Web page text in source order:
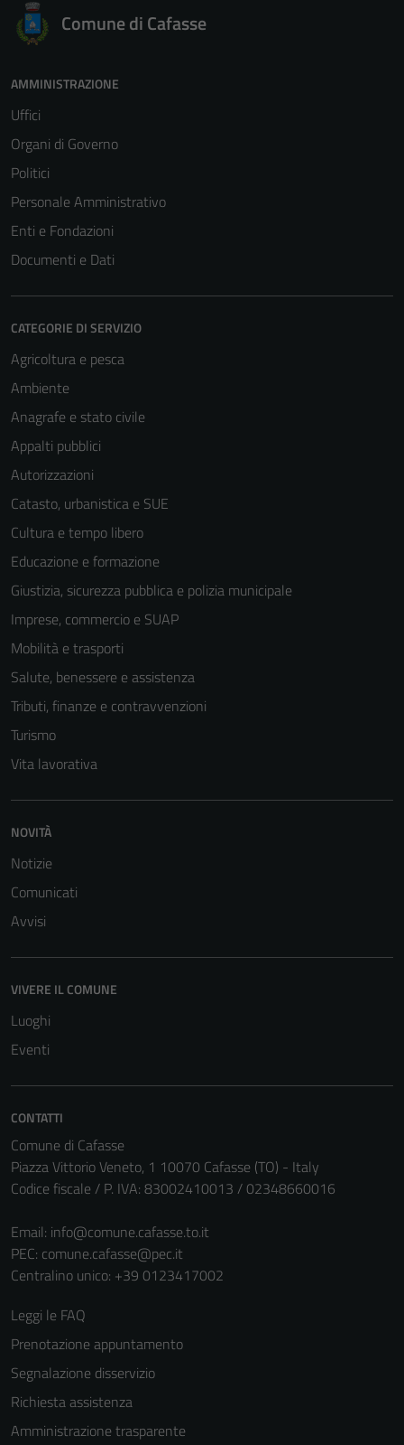
Comune di Cafasse
AMMINISTRAZIONE
Uffici
Organi di Governo
Politici
Personale Amministrativo
Enti e Fondazioni
Documenti e Dati
CATEGORIE DI SERVIZIO
Agricoltura e pesca
Ambiente
Anagrafe e stato civile
Appalti pubblici
Autorizzazioni
Catasto, urbanistica e SUE
Cultura e tempo libero
Educazione e formazione
Giustizia, sicurezza pubblica e polizia municipale
Imprese, commercio e SUAP
Mobilità e trasporti
Salute, benessere e assistenza
Tributi, finanze e contravvenzioni
Turismo
Vita lavorativa
NOVITÀ
Notizie
Comunicati
Avvisi
VIVERE IL COMUNE
Luoghi
Eventi
CONTATTI
Comune di Cafasse
Piazza Vittorio Veneto, 1 10070 Cafasse (TO) - Italy
Codice fiscale / P. IVA: 83002410013 / 02348660016
Email: info@comune.cafasse.to.it
PEC: comune.cafasse@pec.it
Centralino unico: +39 0123417002
Leggi le FAQ
Prenotazione appuntamento
Segnalazione disservizio
Richiesta assistenza
Amministrazione trasparente